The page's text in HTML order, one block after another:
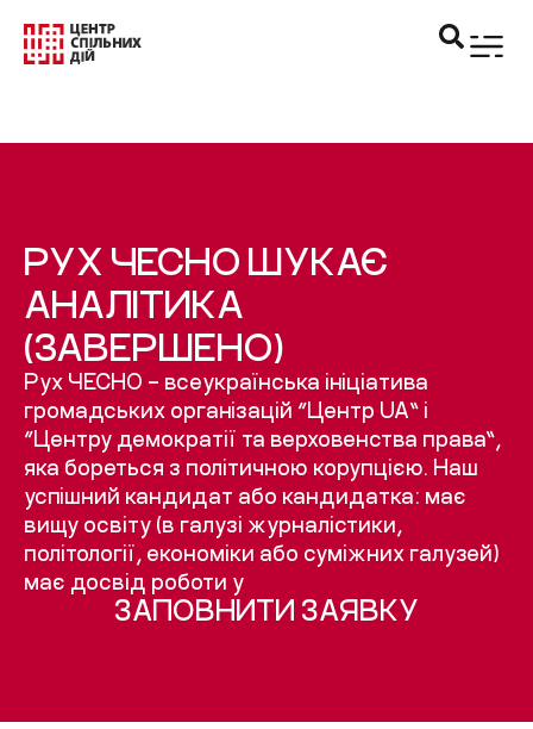
РУХ ЧЕСНО ШУКАЄ
АНАЛІТИКА
(ЗАВЕРШЕНО)
Рух ЧЕСНО – всеукраїнська ініціатива
громадських організацій “Центр UA” і
“Центру демократії та верховенства права”,
яка бореться з політичною корупцією. Наш
успішний кандидат або кандидатка: має
вищу освіту (в галузі журналістики,
політології, економіки або суміжних галузей)
має досвід роботи у
ЗАПОВНИТИ ЗАЯВКУ